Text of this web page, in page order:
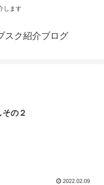
します
スク紹介ブログ
その２
2022.02.09